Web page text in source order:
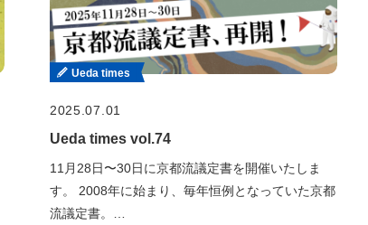
Ueda times
2025.07.01
Ueda times vol.74
11月28日〜30日に京都流議定書を開催いたしま
す。 2008年に始まり、毎年恒例となっていた京都
流議定書。…